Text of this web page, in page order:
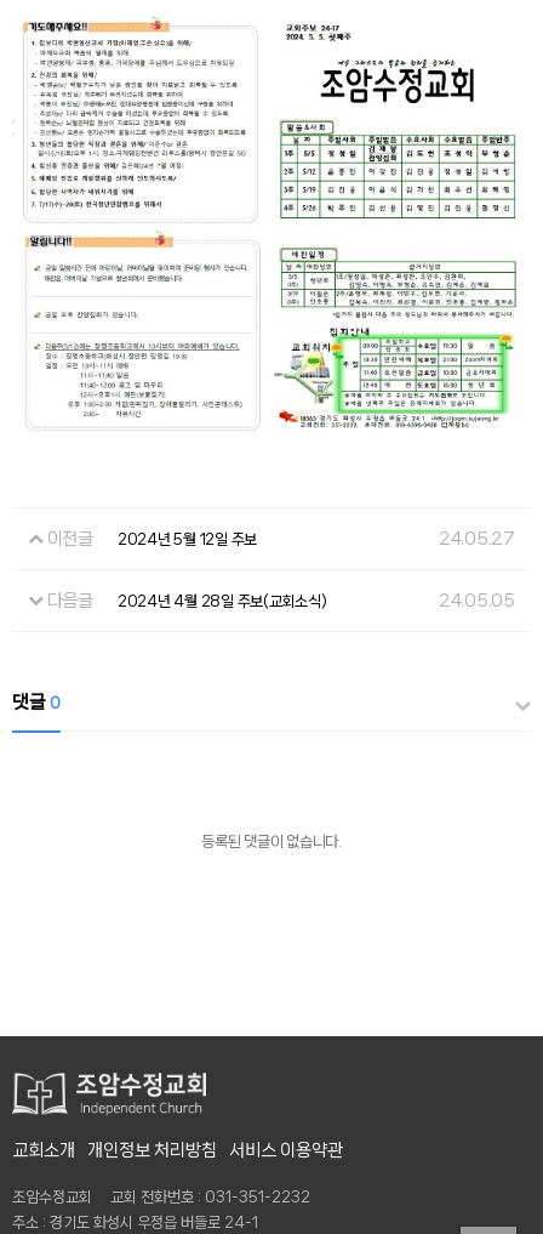
이전글 2024년 5월 12일 주보 24.05.27
다음글 2024년 4월 28일 주보(교회소식) 24.05.05
댓글 0
등록된 댓글이 없습니다.
교회소개 개인정보 처리방침 서비스 이용약관
조암수정교회 교회 전화번호 : 031-351-2232
주소 : 경기도 화성시 우정읍 버들로 24-1